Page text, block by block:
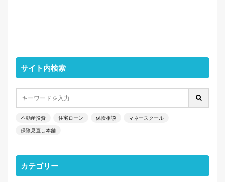
サイト内検索
不動産投資 住宅ローン 保険相談 マネースクール
保険見直し本舗
カテゴリー